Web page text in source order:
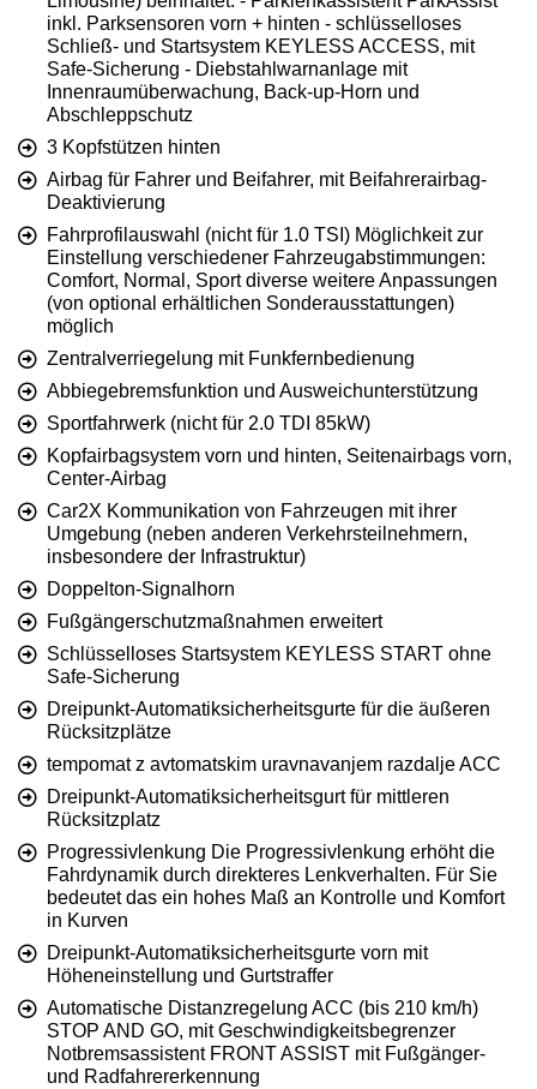
inkl. Parksensoren vorn + hinten - schlüsselloses
Schließ- und Startsystem KEYLESS ACCESS, mit
Safe-Sicherung - Diebstahlwarnanlage mit
Innenraumüberwachung, Back-up-Horn und
Abschleppschutz
3 Kopfstützen hinten
Airbag für Fahrer und Beifahrer, mit Beifahrerairbag-
Deaktivierung
Fahrprofilauswahl (nicht für 1.0 TSI) Möglichkeit zur
Einstellung verschiedener Fahrzeugabstimmungen:
Comfort, Normal, Sport diverse weitere Anpassungen
(von optional erhältlichen Sonderausstattungen)
möglich
Zentralverriegelung mit Funkfernbedienung
Abbiegebremsfunktion und Ausweichunterstützung
Sportfahrwerk (nicht für 2.0 TDI 85kW)
Kopfairbagsystem vorn und hinten, Seitenairbags vorn,
Center-Airbag
Car2X Kommunikation von Fahrzeugen mit ihrer
Umgebung (neben anderen Verkehrsteilnehmern,
insbesondere der Infrastruktur)
Doppelton-Signalhorn
Fußgängerschutzmaßnahmen erweitert
Schlüsselloses Startsystem KEYLESS START ohne
Safe-Sicherung
Dreipunkt-Automatiksicherheitsgurte für die äußeren
Rücksitzplätze
tempomat z avtomatskim uravnavanjem razdalje ACC
Dreipunkt-Automatiksicherheitsgurt für mittleren
Rücksitzplatz
Progressivlenkung Die Progressivlenkung erhöht die
Fahrdynamik durch direkteres Lenkverhalten. Für Sie
bedeutet das ein hohes Maß an Kontrolle und Komfort
in Kurven
Dreipunkt-Automatiksicherheitsgurte vorn mit
Höheneinstellung und Gurtstraffer
Automatische Distanzregelung ACC (bis 210 km/h)
STOP AND GO, mit Geschwindigkeitsbegrenzer
Notbremsassistent FRONT ASSIST mit Fußgänger-
und Radfahrererkennung